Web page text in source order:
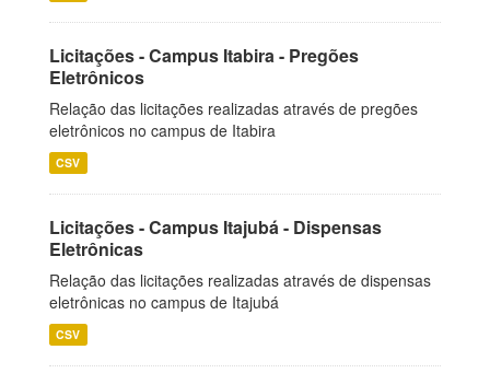
Licitações - Campus Itabira - Pregões
Eletrônicos
Relação das licitações realizadas através de pregões
eletrônicos no campus de Itabira
CSV
Licitações - Campus Itajubá - Dispensas
Eletrônicas
Relação das licitações realizadas através de dispensas
eletrônicas no campus de Itajubá
CSV